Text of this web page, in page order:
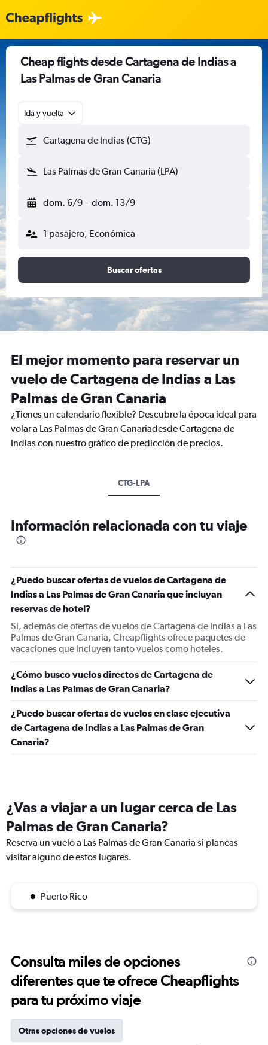
Cheap flights desde Cartagena de Indias a
Las Palmas de Gran Canaria
Ida y vuelta
Cartagena de Indias (CTG)
Las Palmas de Gran Canaria (LPA)
dom. 6/9 - dom. 13/9
1 pasajero, Económica
Buscar ofertas
El mejor momento para reservar un
vuelo de Cartagena de Indias a Las
Palmas de Gran Canaria
¿Tienes un calendario flexible? Descubre la época ideal para
volar a Las Palmas de Gran Canariadesde Cartagena de
Indias con nuestro gráfico de predicción de precios.
CTG-LPA
Información relacionada con tu viaje
¿Puedo buscar ofertas de vuelos de Cartagena de
Indias a Las Palmas de Gran Canaria que incluyan
reservas de hotel?
Sí, además de ofertas de vuelos de Cartagena de Indias a Las
Palmas de Gran Canaria, Cheapflights ofrece paquetes de
vacaciones que incluyen tanto vuelos como hoteles.
¿Cómo busco vuelos directos de Cartagena de
Indias a Las Palmas de Gran Canaria?
¿Puedo buscar ofertas de vuelos en clase ejecutiva
de Cartagena de Indias a Las Palmas de Gran
Canaria?
¿Vas a viajar a un lugar cerca de Las
Palmas de Gran Canaria?
Reserva un vuelo a Las Palmas de Gran Canaria si planeas
visitar alguno de estos lugares.
Puerto Rico
Consulta miles de opciones
diferentes que te ofrece Cheapflights
para tu próximo viaje
Otras opciones de vuelos